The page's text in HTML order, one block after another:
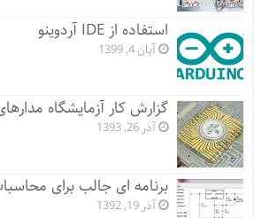
استفاده از IDE آردوینو
آبان 4, 1399
گزارش کار آزمایشگاه
آذر 26, 1393
برنامه ای جالب برای
آذر 19, 1392